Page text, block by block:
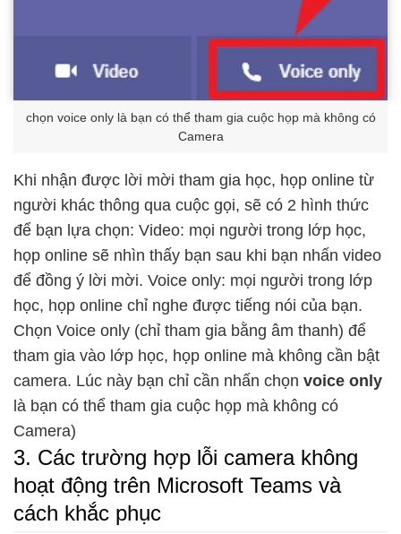
chọn voice only là bạn có thể tham gia cuộc họp mà không có
Camera
Khi nhận được lời mời tham gia học, họp online từ
người khác thông qua cuộc gọi, sẽ có 2 hình thức
để bạn lựa chọn: Video: mọi người trong lớp học,
họp online sẽ nhìn thấy bạn sau khi bạn nhấn video
để đồng ý lời mời. Voice only: mọi người trong lớp
học, họp online chỉ nghe được tiếng nói của bạn.
Chọn Voice only (chỉ tham gia bằng âm thanh) để
tham gia vào lớp học, họp online mà không cần bật
camera. Lúc này bạn chỉ cần nhấn chọn voice only
là bạn có thể tham gia cuộc họp mà không có
Camera)
3. Các trường hợp lỗi camera không
hoạt động trên Microsoft Teams và
cách khắc phục